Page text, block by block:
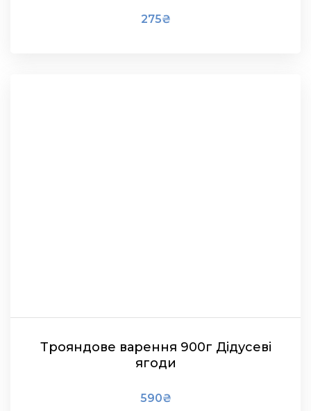
275₴
Трояндове варення 900г Дідусеві
ягоди
590₴